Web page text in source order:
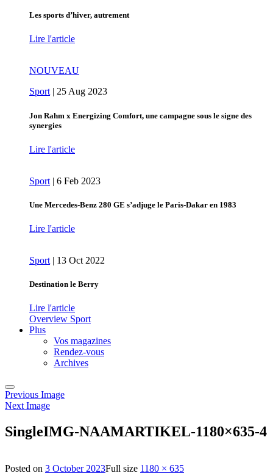
Les sports d’hiver, autrement
Lire l'article
NOUVEAU
Sport| 25 Aug 2023
Jon Rahm x Energizing Comfort, une campagne sous le signe des
synergies
Lire l'article
Sport | 6 Feb 2023
Une Mercedes-Benz 280 GE s’adjuge le Paris-Dakar en 1983
Lire l'article
Sport | 13 Oct 2022
Destination le Berry
Lire l'article
Overview Sport
Plus
Vos magazines
Rendez-vous
Archives
Previous Image
Next Image
SingleIMG-NAAMARTIKEL-1180×635-4
Posted on 3 October 2023Full size 1180 × 635